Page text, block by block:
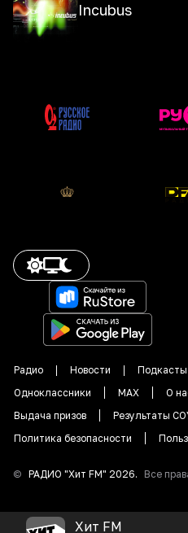
Incubus
Радио Новости Подкасты
Одноклассники
MAX О
Выдача призов
Результаты
Политика безопасности
© РАДИО "Хит FM" 2026. Все
Хит FM